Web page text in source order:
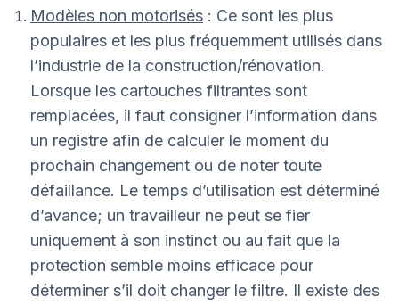
Modèles non motorisés : Ce sont les plus
populaires et les plus fréquemment utilisés dans
l’industrie de la construction/rénovation.
Lorsque les cartouches filtrantes sont
remplacées, il faut consigner l’information dans
un registre afin de calculer le moment du
prochain changement ou de noter toute
défaillance. Le temps d’utilisation est déterminé
d’avance; un travailleur ne peut se fier
uniquement à son instinct ou au fait que la
protection semble moins efficace pour
déterminer s’il doit changer le filtre. Il existe des